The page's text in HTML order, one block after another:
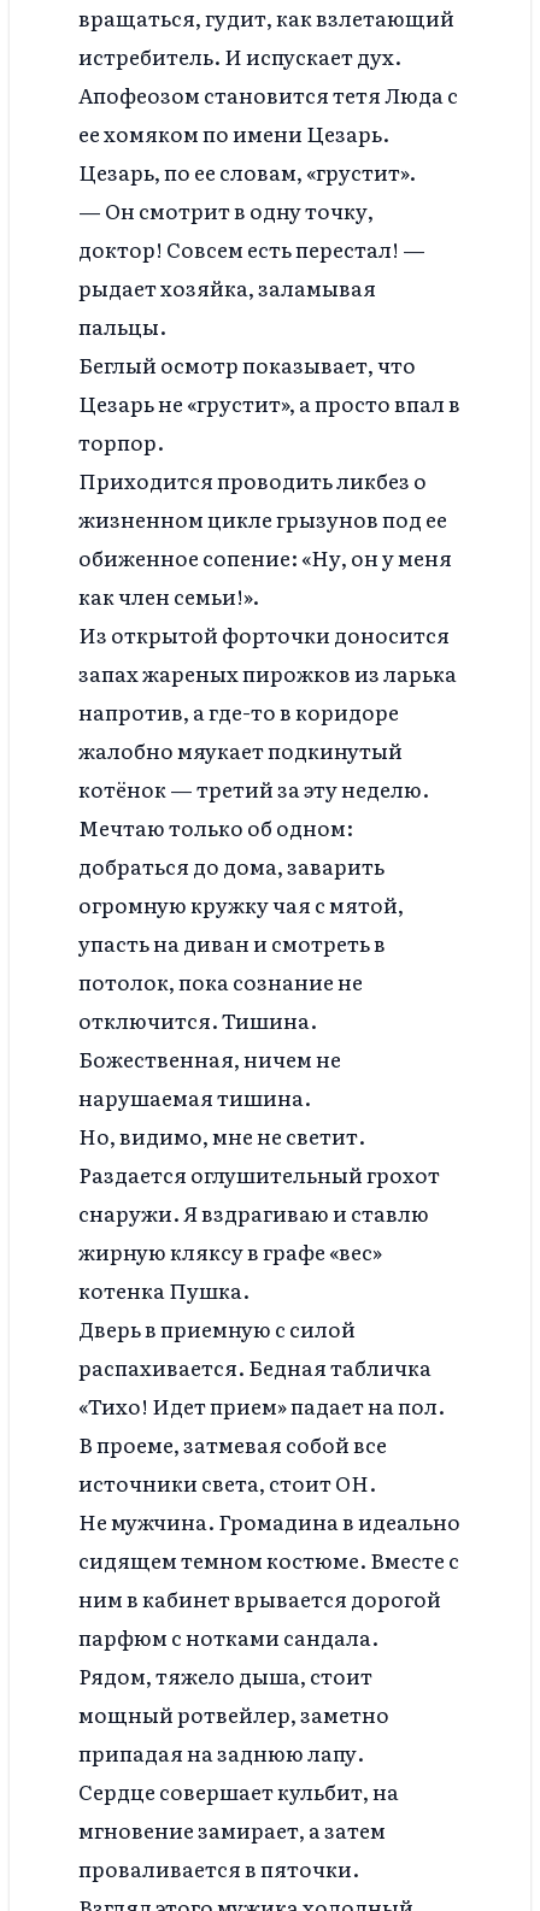
вращаться, гудит, как взлетающий
истребитель. И испускает дух.
Апофеозом становится тетя Люда с
ее хомяком по имени Цезарь.
Цезарь, по ее словам, «грустит».
— Он смотрит в одну точку,
доктор! Совсем есть перестал! —
рыдает хозяйка, заламывая
пальцы.
Беглый осмотр показывает, что
Цезарь не «грустит», а просто впал в
торпор.
Приходится проводить ликбез о
жизненном цикле грызунов под ее
обиженное сопение: «Ну, он у меня
как член семьи!».
Из открытой форточки доносится
запах жареных пирожков из ларька
напротив, а где-то в коридоре
жалобно мяукает подкинутый
котёнок — третий за эту неделю.
Мечтаю только об одном:
добраться до дома, заварить
огромную кружку чая с мятой,
упасть на диван и смотреть в
потолок, пока сознание не
отключится. Тишина.
Божественная, ничем не
нарушаемая тишина.
Но, видимо, мне не светит.
Раздается оглушительный грохот
снаружи. Я вздрагиваю и ставлю
жирную кляксу в графе «вес»
котенка Пушка.
Дверь в приемную с силой
распахивается. Бедная табличка
«Тихо! Идет прием» падает на пол.
В проеме, затмевая собой все
источники света, стоит ОН.
Не мужчина. Громадина в идеально
сидящем темном костюме. Вместе с
ним в кабинет врывается дорогой
парфюм с нотками сандала.
Рядом, тяжело дыша, стоит
мощный ротвейлер, заметно
припадая на заднюю лапу.
Сердце совершает кульбит, на
мгновение замирает, а затем
проваливается в пяточки.